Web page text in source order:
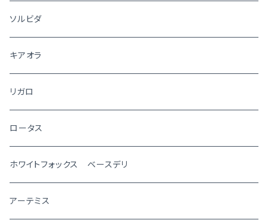
ソルビダ
キアオラ
リガロ
ロータス
ホワイトフォックス ベースデリ
アーテミス